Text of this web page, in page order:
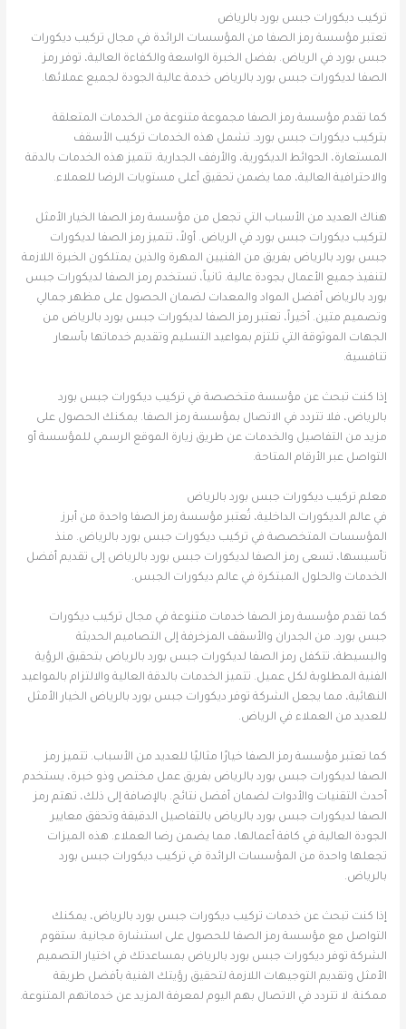
تركيب ديكورات جبس بورد بالرياض
تعتبر مؤسسة رمز الصفا من المؤسسات الرائدة في مجال تركيب ديكورات
جبس بورد في الرياض. بفضل الخبرة الواسعة والكفاءة العالية، توفر رمز
الصفا لديكورات جبس بورد بالرياض خدمة عالية الجودة لجميع عملائها.
كما تقدم مؤسسة رمز الصفا مجموعة متنوعة من الخدمات المتعلقة
بتركيب ديكورات جبس بورد. تشمل هذه الخدمات تركيب الأسقف
المستعارة، الحوائط الديكورية، والأرفف الجدارية. تتميز هذه الخدمات بالدقة
والاحترافية العالية، مما يضمن تحقيق أعلى مستويات الرضا للعملاء.
هناك العديد من الأسباب التي تجعل من مؤسسة رمز الصفا الخيار الأمثل
لتركيب ديكورات جبس بورد في الرياض. أولاً، تتميز رمز الصفا لديكورات
جبس بورد بالرياض بفريق من الفنيين المهرة والذين يمتلكون الخبرة اللازمة
لتنفيذ جميع الأعمال بجودة عالية. ثانياً، تستخدم رمز الصفا لديكورات جبس
بورد بالرياض أفضل المواد والمعدات لضمان الحصول على مظهر جمالي
وتصميم متين. أخيراً، تعتبر رمز الصفا لديكورات جبس بورد بالرياض من
الجهات الموثوقة التي تلتزم بمواعيد التسليم وتقديم خدماتها بأسعار
تنافسية.
إذا كنت تبحث عن مؤسسة متخصصة في تركيب ديكورات جبس بورد
بالرياض، فلا تتردد في الاتصال بمؤسسة رمز الصفا. يمكنك الحصول على
مزيد من التفاصيل والخدمات عن طريق زيارة الموقع الرسمي للمؤسسة أو
التواصل عبر الأرقام المتاحة.
معلم تركيب ديكورات جبس بورد بالرياض
في عالم الديكورات الداخلية، تُعتبر مؤسسة رمز الصفا واحدة من أبرز
المؤسسات المتخصصة في تركيب ديكورات جبس بورد بالرياض. منذ
تأسيسها، تسعى رمز الصفا لديكورات جبس بورد بالرياض إلى تقديم أفضل
الخدمات والحلول المبتكرة في عالم ديكورات الجبس.
كما تقدم مؤسسة رمز الصفا خدمات متنوعة في مجال تركيب ديكورات
جبس بورد. من الجدران والأسقف المزخرفة إلى التصاميم الحديثة
والبسيطة، تتكفل رمز الصفا لديكورات جبس بورد بالرياض بتحقيق الرؤية
الفنية المطلوبة لكل عميل. تتميز الخدمات بالدقة العالية والالتزام بالمواعيد
النهائية، مما يجعل الشركة توفر ديكورات جبس بورد بالرياض الخيار الأمثل
للعديد من العملاء في الرياض.
كما تعتبر مؤسسة رمز الصفا خيارًا مثاليًا للعديد من الأسباب. تتميز رمز
الصفا لديكورات جبس بورد بالرياض بفريق عمل مختص وذو خبرة، يستخدم
أحدث التقنيات والأدوات لضمان أفضل نتائج. بالإضافة إلى ذلك، تهتم رمز
الصفا لديكورات جبس بورد بالرياض بالتفاصيل الدقيقة وتحقق معايير
الجودة العالية في كافة أعمالها، مما يضمن رضا العملاء. هذه الميزات
تجعلها واحدة من المؤسسات الرائدة في تركيب ديكورات جبس بورد
بالرياض.
إذا كنت تبحث عن خدمات تركيب ديكورات جبس بورد بالرياض، يمكنك
التواصل مع مؤسسة رمز الصفا للحصول على استشارة مجانية. ستقوم
الشركة توفر ديكورات جبس بورد بالرياض بمساعدتك في اختيار التصميم
الأمثل وتقديم التوجيهات اللازمة لتحقيق رؤيتك الفنية بأفضل طريقة
ممكنة. لا تتردد في الاتصال بهم اليوم لمعرفة المزيد عن خدماتهم المتنوعة.